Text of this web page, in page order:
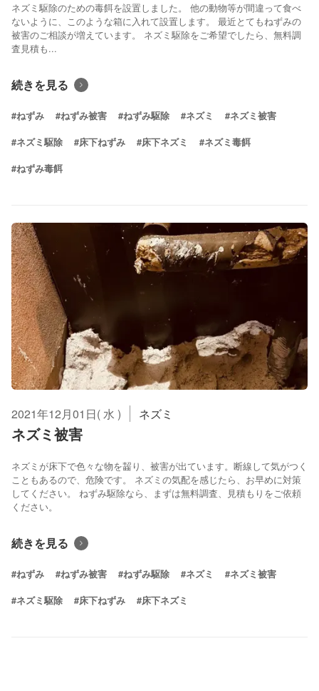
ネズミ駆除のための毒餌を設置しました。 他の動物等が間違って食べ
ないように、このような箱に入れて設置します。 最近とてもねずみの
被害のご相談が増えています。 ネズミ駆除をご希望でしたら、無料調
査見積も...
続きを見る
#ねずみ #ねずみ被害 #ねずみ駆除 #ネズミ #ネズミ被害
#ネズミ駆除 #床下ねずみ #床下ネズミ #ネズミ毒餌
#ねずみ毒餌
2021年12月01日( 水 ) ネズミ
ネズミ被害
ネズミが床下で色々な物を齧り、被害が出ています。断線して気がつく
こともあるので、危険です。 ネズミの気配を感じたら、お早めに対策
してください。 ねずみ駆除なら、まずは無料調査、見積もりをご依頼
ください。
続きを見る
#ねずみ #ねずみ被害 #ねずみ駆除 #ネズミ #ネズミ被害
#ネズミ駆除 #床下ねずみ #床下ネズミ